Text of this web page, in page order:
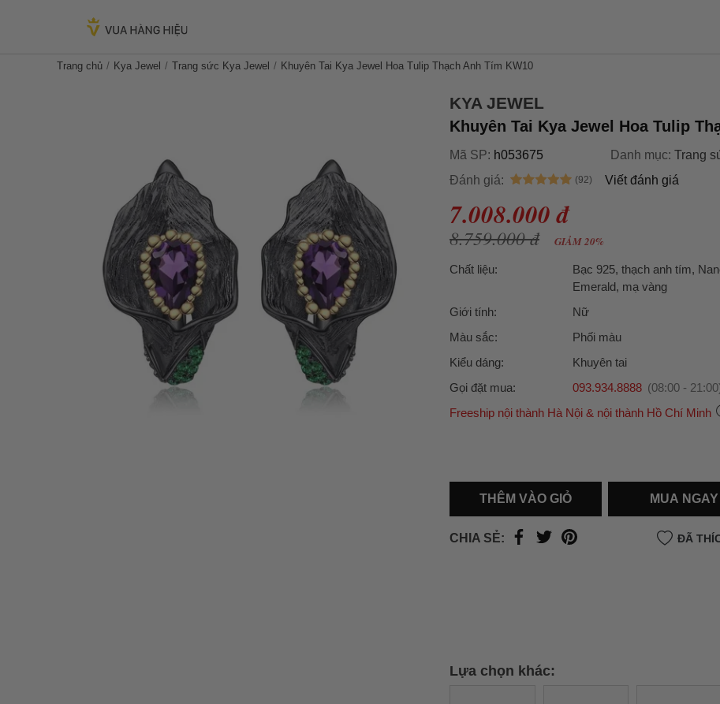
Trang chủ Kya Jewel Trang sức Kya Jewel Khuyên Tai Kya Jewel Hoa Tulip Thạch Anh Tím KW10
KYA JEWEL
Khuyên Tai Kya Jewel Hoa Tulip
Mã SP: h053675 Danh mục: Trang
Đánh giá:
Viết đánh giá
7.008.000 đ
8.759.000 đ GIẢM 20%
Chất liệu:
Bạc 925, thạch anh tím,
Emerald, mạ vàng
Giới tính:
Nữ
Màu sắc:
Phối màu
Kiểu dáng:
Khuyên tai
Gọi đặt mua:
093.934.8888 (08:00 -
Freeship nội thành Hà Nội & nội thành Hồ Chí Minh
Hồ Chí Minh).
thành
Hồ Chí Minh, khách hàng muốn giao
trong ngày hoặc Đơn hàng giao hỏa tốc theo
THÊM VÀO GIỎ MUA NGAY
CHIA SẺ: ĐÃ
Lựa chọn khác: